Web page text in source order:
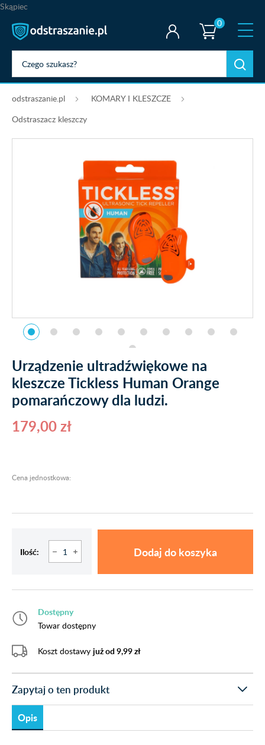
Skąpiec
0
odstraszanie.pl
KOMARY I KLESZCZE
Odstraszacz kleszczy
Urządzenie ultradźwiękowe na
kleszcze Tickless Human Orange
pomarańczowy dla ludzi.
179,00 zł
Cena jednostkowa:
Ilość: Dodaj do koszyka
Dostępny
Towar dostępny
Koszt dostawy już od 9,99 zł
Zapytaj o ten produkt
Opis